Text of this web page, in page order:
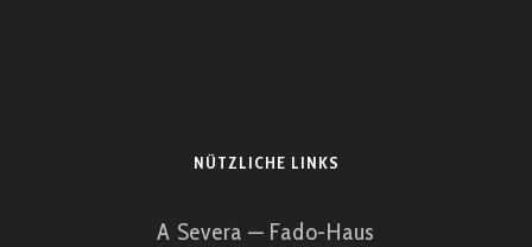
NÜTZLICHE LINKS
A Severa — Fado-Haus